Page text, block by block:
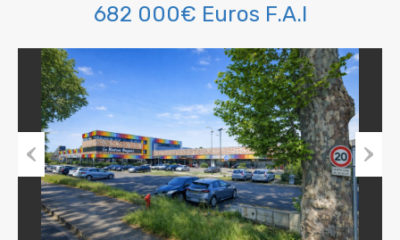
682 000€ Euros F.A.I
Previous Next